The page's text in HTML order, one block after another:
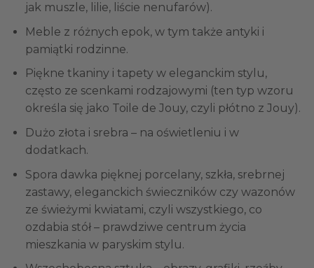
jak muszle, lilie, liście nenufarów).
Meble z różnych epok, w tym także antyki i
pamiątki rodzinne.
Piękne tkaniny i tapety w eleganckim stylu,
często ze scenkami rodzajowymi (ten typ wzoru
określa się jako Toile de Jouy, czyli płótno z Jouy).
Dużo złota i srebra – na oświetleniu i w
dodatkach.
Spora dawka pięknej porcelany, szkła, srebrnej
zastawy, eleganckich świeczników czy wazonów
ze świeżymi kwiatami, czyli wszystkiego, co
ozdabia stół – prawdziwe centrum życia
mieszkania w paryskim stylu.